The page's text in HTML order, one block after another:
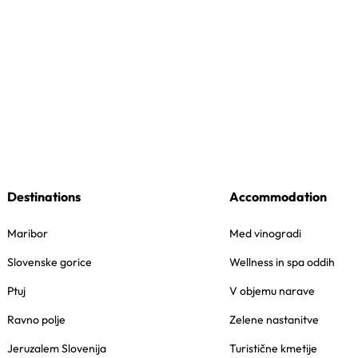
Destinations
Maribor
Slovenske gorice
Ptuj
Ravno polje
Jeruzalem Slovenija
Accommodation
Med vinogradi
Wellness in spa oddih
V objemu narave
Zelene nastanitve
Turistične kmetije